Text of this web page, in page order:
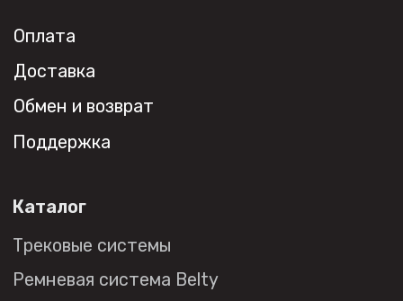
© 2026 DENKIRS
+7 (495) 108-49-68
opt@denkirs.ru